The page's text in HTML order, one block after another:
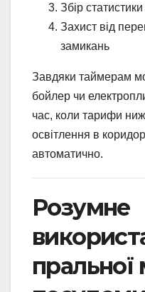
Збір
Захист від
замикань
Завдяки таймерам
бойлер чи
час, коли тарифи
освітлення в
автоматично.
Розумне